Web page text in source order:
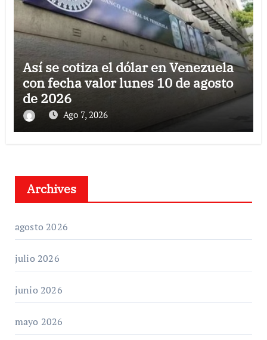
Así se cotiza el dólar en Venezuela
con fecha valor lunes 10 de agosto
de 2026
Ago 7, 2026
Archives
agosto 2026
julio 2026
junio 2026
mayo 2026